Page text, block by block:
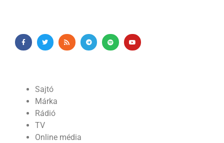
Sajtó
Márka
Rádió
TV
Online média